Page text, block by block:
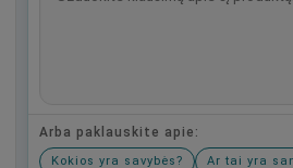
Arba paklauskite apie:
Kokios yra savybės?
Ar tai yra